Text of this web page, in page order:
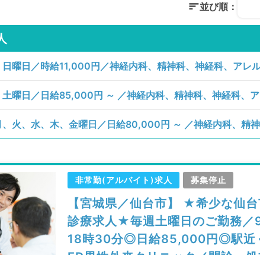
並び順：
非常勤(アルバイト)求人 募集停止
【宮城県／仙台市】 ★希少な仙
診療求人★毎週土曜日のご勤務／
18時30分◎日給85,000円◎駅近